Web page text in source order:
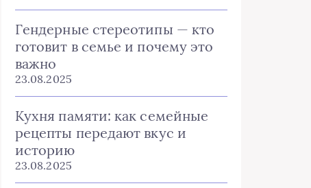
Гендерные стереотипы — кто
готовит в семье и почему это
важно
23.08.2025
Кухня памяти: как семейные
рецепты передают вкус и
историю
23.08.2025